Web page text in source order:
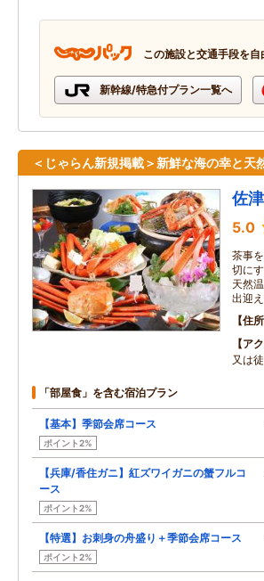
この施設と交通手段を
新幹線/特急付プラン一覧へ
＜じゃらん新規掲載＞新鮮な海の幸と天
佐
5.0
茶事
切に
天然
出迎
住所
ア
又は
「部屋食」を含む宿泊プラン
【基本】季節会席コース
ポイント2%
【兵庫/香住ガニ】紅ズワイガニの蟹フルコ
ース
ポイント2%
【特選】お刺身の舟盛り＋季節会席コース
ポイント2%